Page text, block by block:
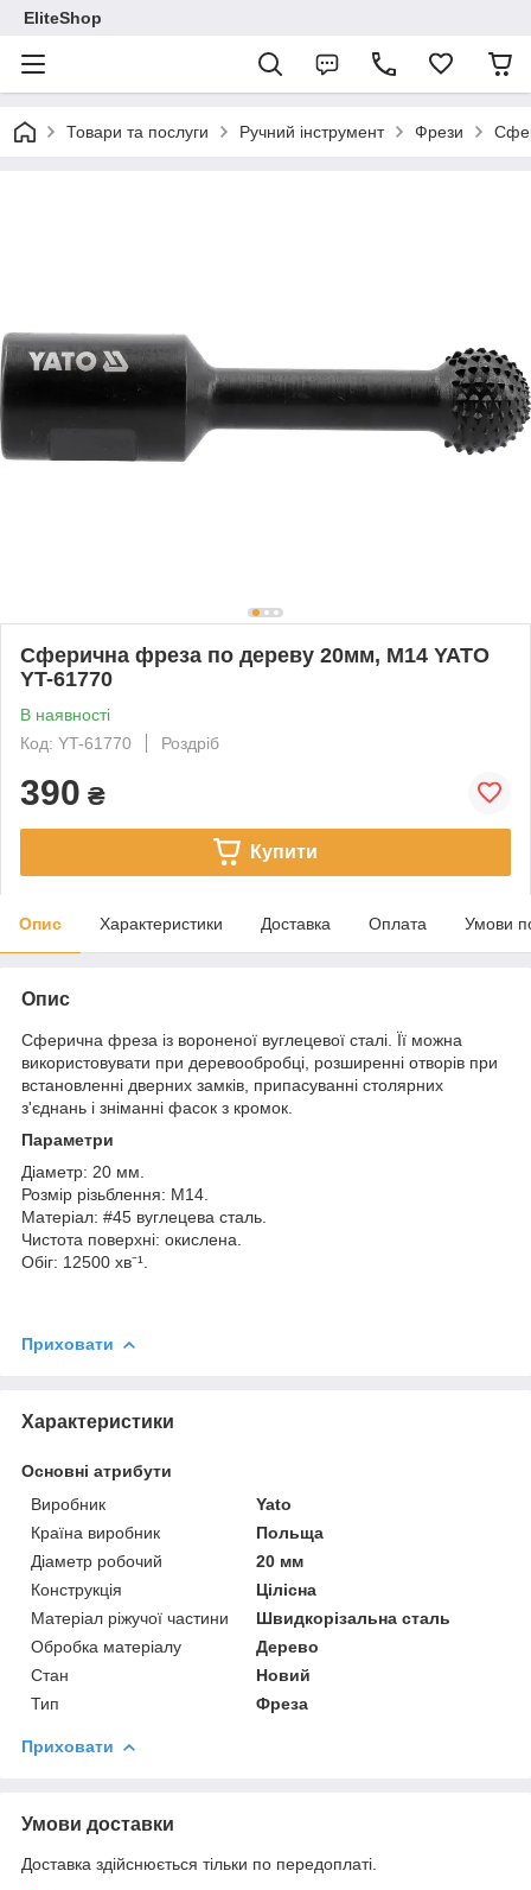
EliteShop
Товари та послуги Ручний інструмент Фрези
Сферична фреза по дереву 20мм, М14 YATO
YT-61770
В наявності
Код: YT-61770
Роздріб
390 ₴
Купити
Опис Характеристики Доставка Оплата Умови
Опис
Сферична фреза із вороненої вуглецевої сталі. Її можна
використовувати при деревообробці, розширенні отворів при
встановленні дверних замків, припасуванні столярних
з'єднань і зніманні фасок з кромок.
Параметри
Діаметр: 20 мм.
Розмір різьблення: М14.
Матеріал: #45 вуглецева сталь.
Чистота поверхні: окислена.
Обіг: 12500 хв⁻¹.
Приховати
Характеристики
Основні атрибути
Виробник
Yato
Країна виробник
Польща
Діаметр робочий
20 мм
Конструкція
Цілісна
Матеріал ріжучої частини
Швидкорізальна сталь
Обробка матеріалу
Дерево
Стан
Новий
Тип
Фреза
Приховати
Умови доставки
Доставка здійснюється тільки по передоплаті.